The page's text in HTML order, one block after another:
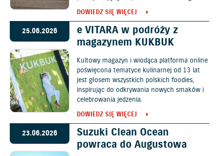
DOWIEDZ SIĘ WIĘCEJ
25.06.2026
e VITARA w podróży z
magazynem KUKBUK
Kultowy magazyn i wiodąca platforma online
poświęcona tematyce kulinarnej od 13 lat
jest głosem wszystkich polskich foodies,
inspirując do odkrywania nowych smaków i
celebrowania jedzenia.
DOWIEDZ SIĘ WIĘCEJ
23.06.2026
Suzuki Clean Ocean
powraca do Augustowa